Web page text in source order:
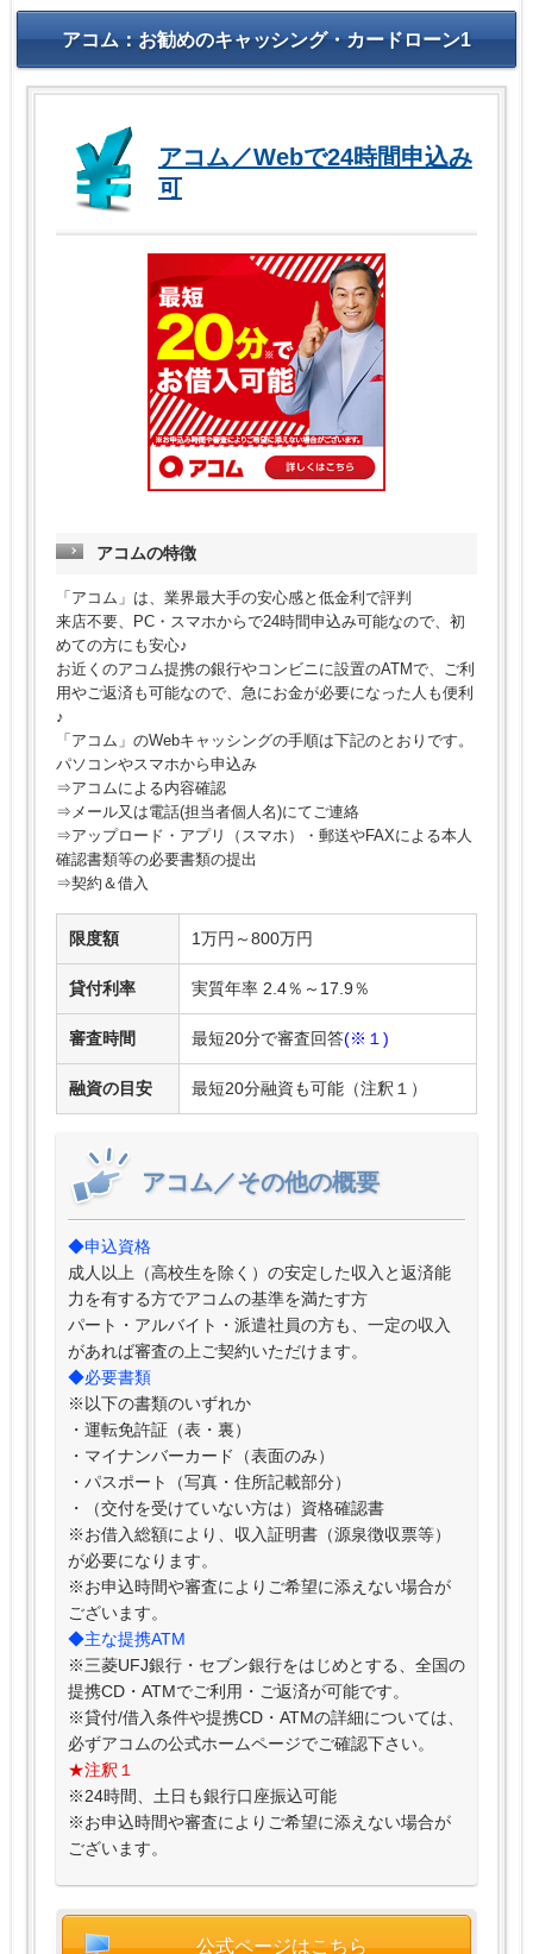
アコム：お勧めのキャッシング・カードローン1
アコム／Webで24時間申込み
可
アコムの特徴
「アコム」は、業界最大手の安心感と低金利で評判
来店不要、PC・スマホからで24時間申込み可能なので、初
めての方にも安心♪
お近くのアコム提携の銀行やコンビニに設置のATMで、ご利
用やご返済も可能なので、急にお金が必要になった人も便利
♪
「アコム」のWebキャッシングの手順は下記のとおりです。
パソコンやスマホから申込み
⇒アコムによる内容確認
⇒メール又は電話(担当者個人名)にてご連絡
⇒アップロード・アプリ（スマホ）・郵送やFAXによる本人
確認書類等の必要書類の提出
⇒契約＆借入
限度額 1万円～800万円
貸付利率 実質年率 2.4％～17.9％
審査時間 最短20分で審査回答(※１)
融資の目安 最短20分融資も可能（注釈１）
アコム／その他の概要
◆申込資格
成人以上（高校生を除く）の安定した収入と返済能
力を有する方でアコムの基準を満たす方
パート・アルバイト・派遣社員の方も、一定の収入
があれば審査の上ご契約いただけます。
◆必要書類
※以下の書類のいずれか
・運転免許証（表・裏）
・マイナンバーカード（表面のみ）
・パスポート（写真・住所記載部分）
・（交付を受けていない方は）資格確認書
※お借入総額により、収入証明書（源泉徴収票等）
が必要になります。
※お申込時間や審査によりご希望に添えない場合が
ございます。
◆主な提携ATM
※三菱UFJ銀行・セブン銀行をはじめとする、全国の
提携CD・ATMでご利用・ご返済が可能です。
※貸付/借入条件や提携CD・ATMの詳細については、
必ずアコムの公式ホームページでご確認下さい。
★注釈１
※24時間、土日も銀行口座振込可能
※お申込時間や審査によりご希望に添えない場合が
ございます。
公式ページはこちら